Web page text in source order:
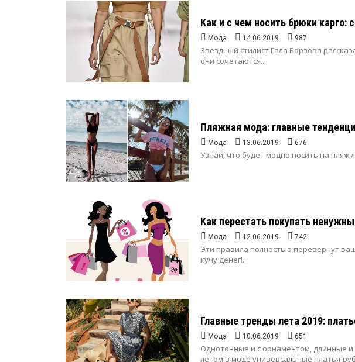
Как и с чем носить брюки карго:
Мода 14.06.2019 987
Звездный стилист Гала Борзова
они сочетаются....
Пляжная мода: главные
Мода 13.06.2019 676
Узнай, что будет модно носить на пляж
Как перестать покупать
Мода 12.06.2019 742
Эти правила полностью перевернут
кучу денег!...
Главные тренды лета 2019:
Мода 10.06.2019 651
Однотонные и с орнаментом, длинные
летом в моде универсальные платья-